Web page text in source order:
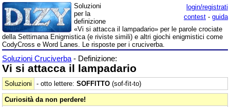
login/registrati
contest - guida
Soluzioni
per la
definizione
«Vi si attacca il lampadario» per le parole crociate
della Settimana Enigmistica (e riviste simili) e altri giochi enigmistici come
CodyCross e Word Lanes. Le risposte per i cruciverba.
Soluzioni Cruciverba - Definizione:
Vi si attacca il lampadario
Soluzioni - otto lettere: SOFFITTO (sof-fìt-to)
Curiosità da non perdere!